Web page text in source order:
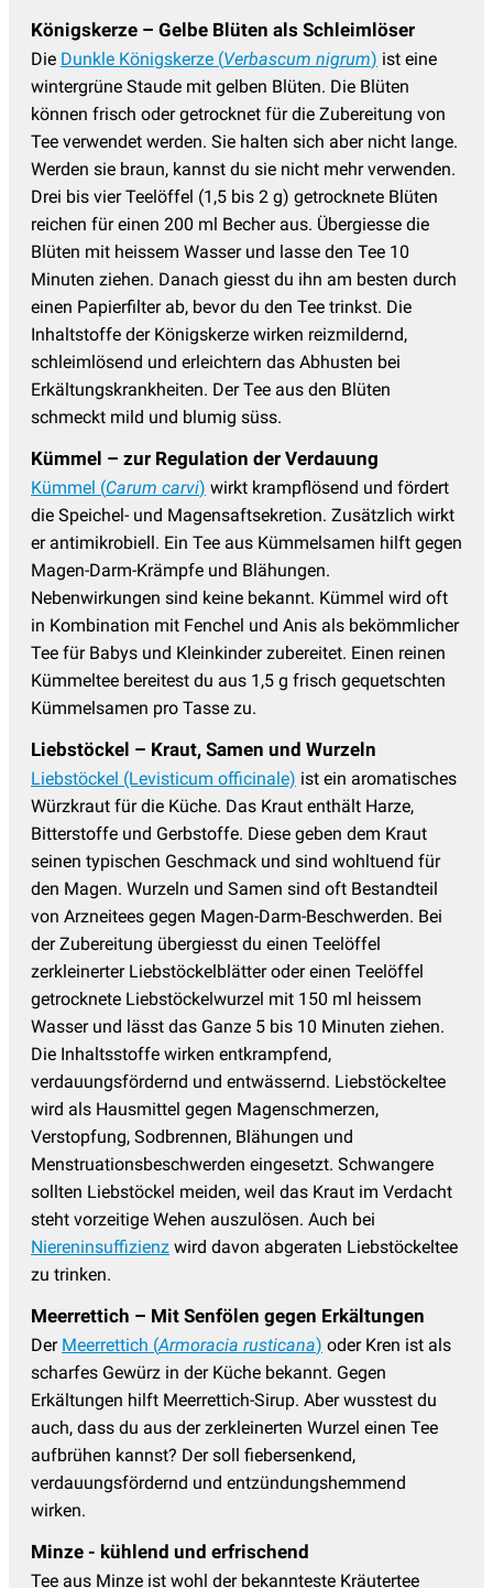
Königskerze – Gelbe Blüten als Schleimlöser
Die Dunkle Königskerze (Verbascum nigrum) ist eine
wintergrüne Staude mit gelben Blüten. Die Blüten
können frisch oder getrocknet für die Zubereitung von
Tee verwendet werden. Sie halten sich aber nicht lange.
Werden sie braun, kannst du sie nicht mehr verwenden.
Drei bis vier Teelöffel (1,5 bis 2 g) getrocknete Blüten
reichen für einen 200 ml Becher aus. Übergiesse die
Blüten mit heissem Wasser und lasse den Tee 10
Minuten ziehen. Danach giesst du ihn am besten durch
einen Papierfilter ab, bevor du den Tee trinkst. Die
Inhaltstoffe der Königskerze wirken reizmildernd,
schleimlösend und erleichtern das Abhusten bei
Erkältungskrankheiten. Der Tee aus den Blüten
schmeckt mild und blumig süss.
Kümmel – zur Regulation der Verdauung
Kümmel (Carum carvi) wirkt krampflösend und fördert
die Speichel- und Magensaftsekretion. Zusätzlich wirkt
er antimikrobiell. Ein Tee aus Kümmelsamen hilft gegen
Magen-Darm-Krämpfe und Blähungen.
Nebenwirkungen sind keine bekannt. Kümmel wird oft
in Kombination mit Fenchel und Anis als bekömmlicher
Tee für Babys und Kleinkinder zubereitet. Einen reinen
Kümmeltee bereitest du aus 1,5 g frisch gequetschten
Kümmelsamen pro Tasse zu.
Liebstöckel – Kraut, Samen und Wurzeln
Liebstöckel (Levisticum officinale) ist ein aromatisches
Würzkraut für die Küche. Das Kraut enthält Harze,
Bitterstoffe und Gerbstoffe. Diese geben dem Kraut
seinen typischen Geschmack und sind wohltuend für
den Magen. Wurzeln und Samen sind oft Bestandteil
von Arzneitees gegen Magen-Darm-Beschwerden. Bei
der Zubereitung übergiesst du einen Teelöffel
zerkleinerter Liebstöckelblätter oder einen Teelöffel
getrocknete Liebstöckelwurzel mit 150 ml heissem
Wasser und lässt das Ganze 5 bis 10 Minuten ziehen.
Die Inhaltsstoffe wirken entkrampfend,
verdauungsfördernd und entwässernd. Liebstöckeltee
wird als Hausmittel gegen Magenschmerzen,
Verstopfung, Sodbrennen, Blähungen und
Menstruationsbeschwerden eingesetzt. Schwangere
sollten Liebstöckel meiden, weil das Kraut im Verdacht
steht vorzeitige Wehen auszulösen. Auch bei
Niereninsuffizienz wird davon abgeraten Liebstöckeltee
zu trinken.
Meerrettich – Mit Senfölen gegen Erkältungen
Der Meerrettich (Armoracia rusticana) oder Kren ist als
scharfes Gewürz in der Küche bekannt. Gegen
Erkältungen hilft Meerrettich-Sirup. Aber wusstest du
auch, dass du aus der zerkleinerten Wurzel einen Tee
aufbrühen kannst? Der soll fiebersenkend,
verdauungsfördernd und entzündungshemmend
wirken.
Minze - kühlend und erfrischend
Tee aus Minze ist wohl der bekannteste Kräutertee